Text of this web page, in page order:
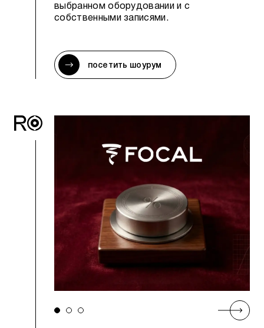
выбранном оборудовании и с
собственными записями.
посетить шоурум